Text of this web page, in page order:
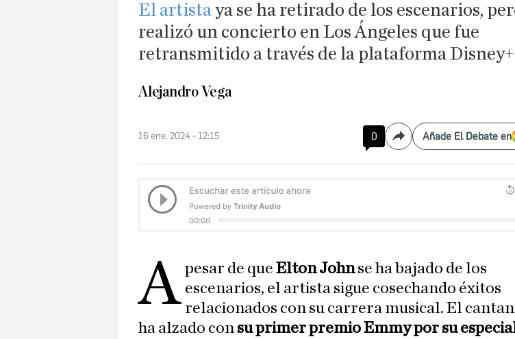
El artista ya se ha retirado de los escenarios,
realizó un concierto en Los Ángeles que fue
retransmitido a través de la plataforma Disney+
Alejandro Vega
16 ene. 2024 - 12:15 0 CompartirAñade El Debate en
A pesar de queElton Johnse ha bajado de los
escenarios, el artista sigue cosechando éxitos
relacionados con su carrera musical. El
ha alzado con su primer premio Emmy por su